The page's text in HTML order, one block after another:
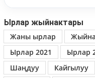
Ырлар жыйнактары
Жаны ырлар
Ырлар 2021
Ырлар
Шаңдуу
Кайгылуу